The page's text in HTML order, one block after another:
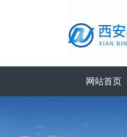
网站首页